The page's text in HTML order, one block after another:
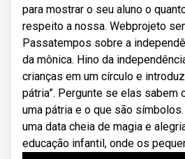
para mostrar o seu aluno o
respeito a nossa. Webprojeto
Passatempos sobre a
da mônica. Hino da
crianças em um círculo e
pátria”. Pergunte se elas sabem
uma pátria e o que são
uma data cheia de magia e
educação infantil, onde os